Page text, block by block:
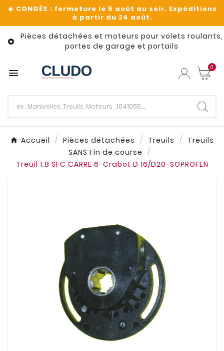

Pièces détachées et moteurs pour volets roulants,
portes de garage et portails
 0
Accueil Pièces détachées Treuils
Treuils
SANS Fin de course
Treuil 1:8 SFC CARRE 6-Crabot D 16/D20-SOPROFEN